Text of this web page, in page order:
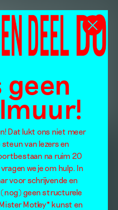
geen
Dat lukt ons niet meer
van lezers en
na ruim 20
we je om hulp. In
voor schrijvende en
geen structurele
Motley* kunst en